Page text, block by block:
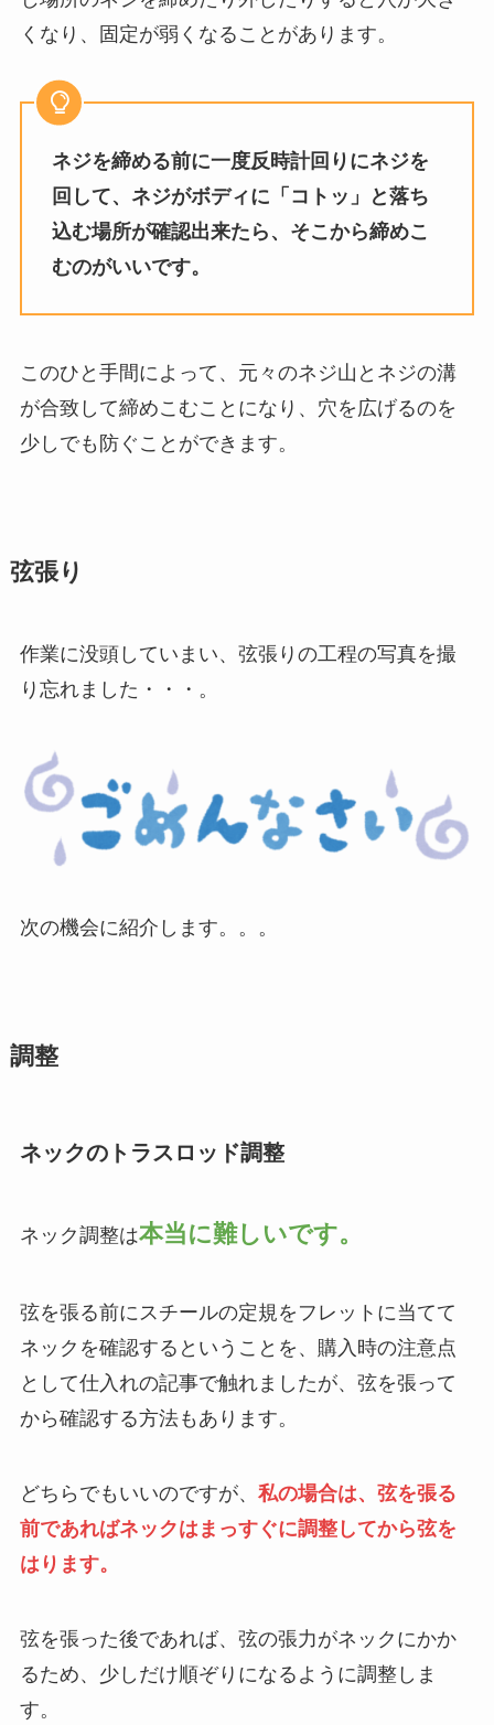
くなり、固定が弱くなることがあります。
ネジを締める前に一度反時計回りにネジを
回して、ネジがボディに「コトッ」と落ち
込む場所が確認出来たら、そこから締めこ
むのがいいです。
このひと手間によって、元々のネジ山とネジの溝
が合致して締めこむことになり、穴を広げるのを
少しでも防ぐことができます。
弦張り
作業に没頭していまい、弦張りの工程の写真を撮
り忘れました・・・。
次の機会に紹介します。。。
調整
ネックのトラスロッド調整
ネック調整は本当に難しいです。
弦を張る前にスチールの定規をフレットに当てて
ネックを確認するということを、購入時の注意点
として仕入れの記事で触れましたが、弦を張って
から確認する方法もあります。
どちらでもいいのですが、 私の場合は、弦を張る
前であればネックはまっすぐに調整してから弦を
はります。
弦を張った後であれば、弦の張力がネックにかか
るため、少しだけ順ぞりになるように調整しま
す。